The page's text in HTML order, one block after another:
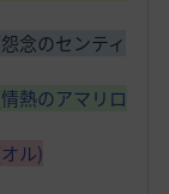
念のセンティ
熱のアマリロ
ル)